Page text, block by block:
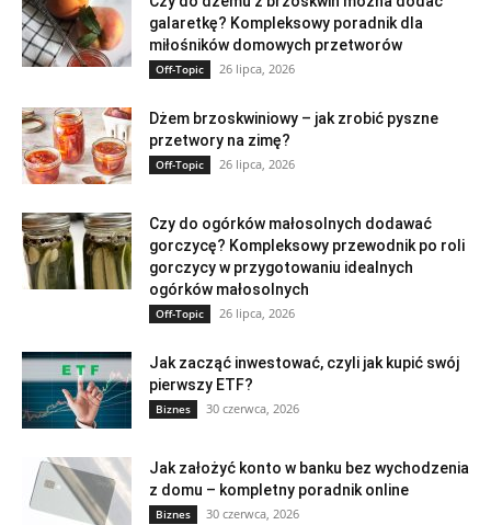
galaretkę? Kompleksowy poradnik dla
miłośników domowych przetworów
Off-Topic 26 lipca, 2026
Dżem brzoskwiniowy – jak zrobić pyszne
przetwory na zimę?
Off-Topic 26 lipca, 2026
Czy do ogórków małosolnych dodawać
gorczycę? Kompleksowy przewodnik po roli
gorczycy w przygotowaniu idealnych
ogórków małosolnych
Off-Topic 26 lipca, 2026
Jak zacząć inwestować, czyli jak kupić swój
pierwszy ETF?
Biznes 30 czerwca, 2026
Jak założyć konto w banku bez wychodzenia
z domu – kompletny poradnik online
Biznes 30 czerwca, 2026